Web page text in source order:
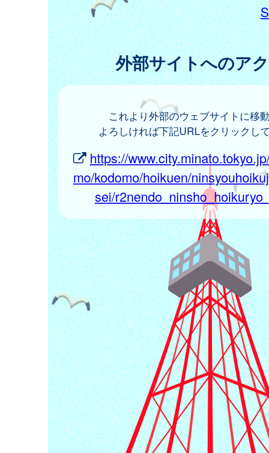
外部サイトへのア
これより外部のウェブサイトに移動
よろしければ下記URLをクリックし
https://
mo/kodomo/hoikuen/
sei/